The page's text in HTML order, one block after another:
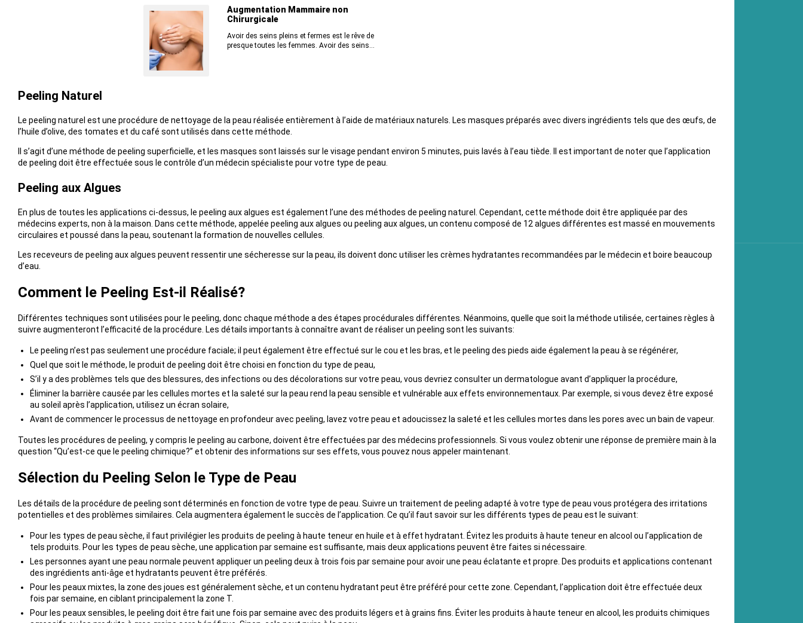
Augmentation Mammaire non
Chirurgicale
Avoir des seins pleins et fermes est le rêve de
presque toutes les femmes. Avoir des seins...
Peeling Naturel
Le peeling naturel est une procédure de nettoyage de la peau réalisée entièrement à l’aide de matériaux naturels. Les masques préparés avec divers ingrédients tels que des œufs, de
l’huile d’olive, des tomates et du café sont utilisés dans cette méthode.
Il s’agit d’une méthode de peeling superficielle, et les masques sont laissés sur le visage pendant environ 5 minutes, puis lavés à l’eau tiède. Il est important de noter que l’application
de peeling doit être effectuée sous le contrôle d’un médecin spécialiste pour votre type de peau.
Peeling aux Algues
En plus de toutes les applications ci-dessus, le peeling aux algues est également l’une des méthodes de peeling naturel. Cependant, cette méthode doit être appliquée par des
médecins experts, non à la maison. Dans cette méthode, appelée peeling aux algues ou peeling aux algues, un contenu composé de 12 algues différentes est massé en mouvements
circulaires et poussé dans la peau, soutenant la formation de nouvelles cellules.
Les receveurs de peeling aux algues peuvent ressentir une sécheresse sur la peau, ils doivent donc utiliser les crèmes hydratantes recommandées par le médecin et boire beaucoup
d’eau.
Comment le Peeling Est-il Réalisé?
Différentes techniques sont utilisées pour le peeling, donc chaque méthode a des étapes procédurales différentes. Néanmoins, quelle que soit la méthode utilisée, certaines règles à
suivre augmenteront l’efficacité de la procédure. Les détails importants à connaître avant de réaliser un peeling sont les suivants:
Le peeling n’est pas seulement une procédure faciale; il peut également être effectué sur le cou et les bras, et le peeling des pieds aide également la peau à se régénérer,
Quel que soit le méthode, le produit de peeling doit être choisi en fonction du type de peau,
S’il y a des problèmes tels que des blessures, des infections ou des décolorations sur votre peau, vous devriez consulter un dermatologue avant d’appliquer la procédure,
Éliminer la barrière causée par les cellules mortes et la saleté sur la peau rend la peau sensible et vulnérable aux effets environnementaux. Par exemple, si vous devez être exposé
au soleil après l’application, utilisez un écran solaire,
Avant de commencer le processus de nettoyage en profondeur avec peeling, lavez votre peau et adoucissez la saleté et les cellules mortes dans les pores avec un bain de vapeur.
Toutes les procédures de peeling, y compris le peeling au carbone, doivent être effectuées par des médecins professionnels. Si vous voulez obtenir une réponse de première main à la
question “Qu’est-ce que le peeling chimique?” et obtenir des informations sur ses effets, vous pouvez nous appeler maintenant.
Sélection du Peeling Selon le Type de Peau
Les détails de la procédure de peeling sont déterminés en fonction de votre type de peau. Suivre un traitement de peeling adapté à votre type de peau vous protégera des irritations
potentielles et des problèmes similaires. Cela augmentera également le succès de l’application. Ce qu’il faut savoir sur les différents types de peau est le suivant:
Pour les types de peau sèche, il faut privilégier les produits de peeling à haute teneur en huile et à effet hydratant. Évitez les produits à haute teneur en alcool ou l’application de
tels produits. Pour les types de peau sèche, une application par semaine est suffisante, mais deux applications peuvent être faites si nécessaire.
Les personnes ayant une peau normale peuvent appliquer un peeling deux à trois fois par semaine pour avoir une peau éclatante et propre. Des produits et applications contenant
des ingrédients anti-âge et hydratants peuvent être préférés.
Pour les peaux mixtes, la zone des joues est généralement sèche, et un contenu hydratant peut être préféré pour cette zone. Cependant, l’application doit être effectuée deux
fois par semaine, en ciblant principalement la zone T.
Pour les peaux sensibles, le peeling doit être fait une fois par semaine avec des produits légers et à grains fins. Éviter les produits à haute teneur en alcool, les produits chimiques